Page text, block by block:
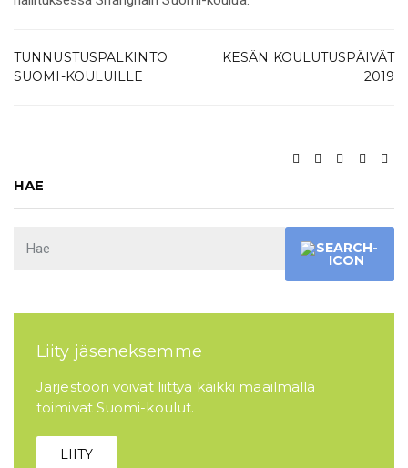
TUNNUSTUSPALKINTO
SUOMI-KOULUILLE
KESÄN KOULUTUSPÄIVÄT
2019
HAE
Liity jäseneksemme
Järjestöön voivat liittyä kaikki maailmalla
toimivat Suomi-koulut.
LIITY